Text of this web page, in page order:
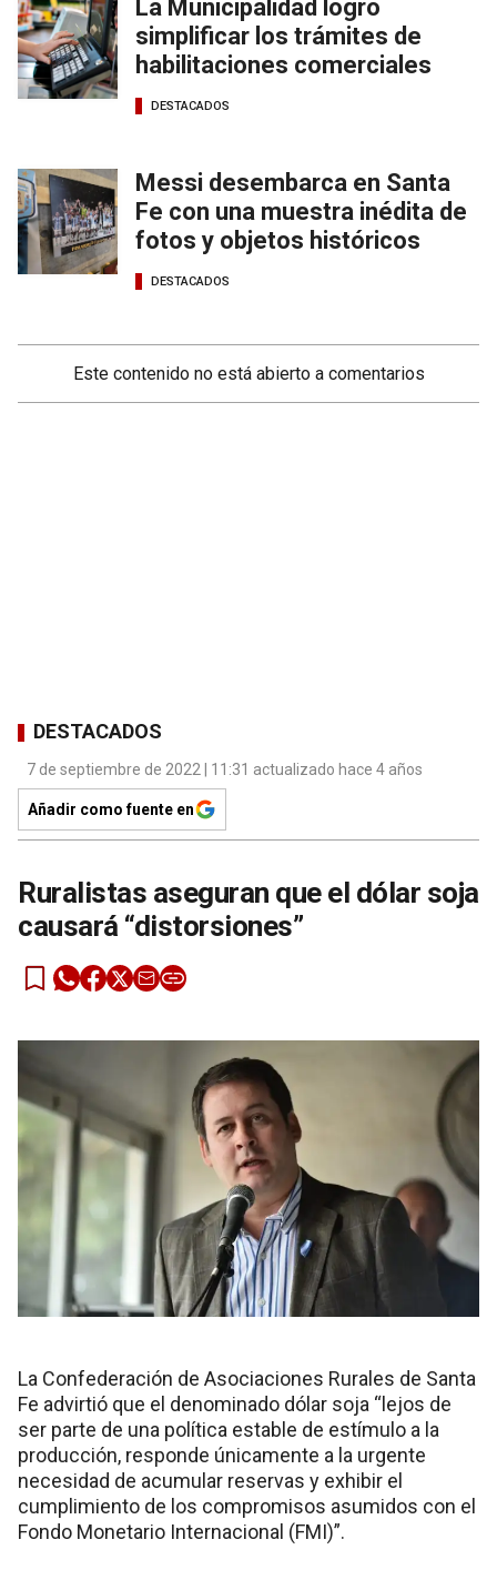
La Municipalidad logró
simplificar los trámites de
habilitaciones comerciales
DESTACADOS
Messi desembarca en Santa
Fe con una muestra inédita de
fotos y objetos históricos
DESTACADOS
Este contenido no está abierto a comentarios
DESTACADOS
7 de septiembre de 2022 | 11:31 actualizado hace 4 años
Añadir como fuente en
Ruralistas aseguran que el dólar soja
causará “distorsiones”
La Confederación de Asociaciones Rurales de Santa
Fe advirtió que el denominado dólar soja “lejos de
ser parte de una política estable de estímulo a la
producción, responde únicamente a la urgente
necesidad de acumular reservas y exhibir el
cumplimiento de los compromisos asumidos con el
Fondo Monetario Internacional (FMI)”.